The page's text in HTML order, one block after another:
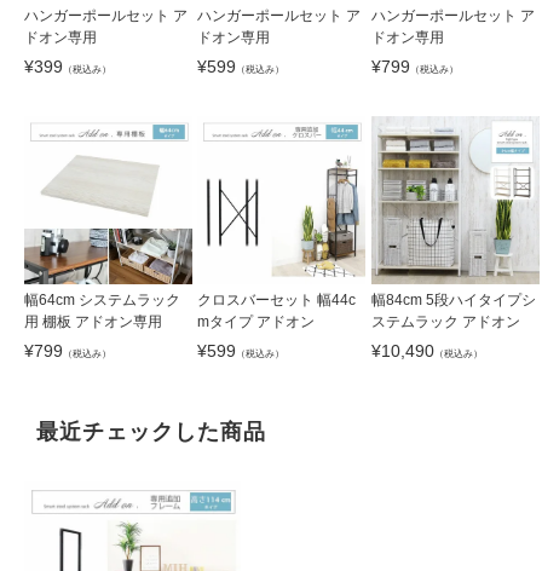
ハンガーポールセット ア
ドオン専用
¥399 （税込み）
ハンガーポールセット ア
ドオン専用
¥599 （税込み）
ハンガーポールセット ア
ドオン専用
¥799 （税込み）
幅64cm システムラック
用 棚板 アドオン専用
¥799 （税込み）
クロスバーセット 幅44c
mタイプ アドオン
¥599 （税込み）
幅84cm 5段ハイタイプシ
ステムラック アドオン
¥10,490（税込み）
最近チェックした商品